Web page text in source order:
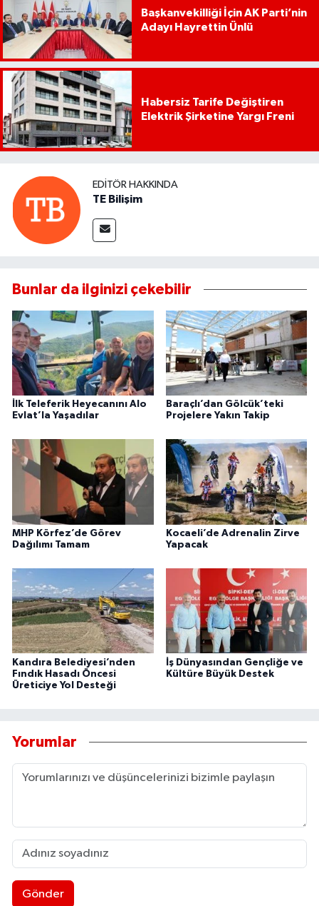
Başkanvekilliği İçin AK Parti’nin
Adayı Hayrettin Ünlü
Habersiz Tarife Değiştiren
Elektrik Şirketine Yargı Freni
EDITÖR HAKKINDA
TE Bilişim
Bunlar da ilginizi çekebilir
İlk Teleferik Heyecanını Alo
Evlat’la Yaşadılar
Baraçlı’dan Gölcük’teki
Projelere Yakın Takip
MHP Körfez’de Görev
Dağılımı Tamam
Kocaeli’de Adrenalin Zirve
Yapacak
Kandıra Belediyesi’nden
Fındık Hasadı Öncesi
Üreticiye Yol Desteği
İş Dünyasından Gençliğe ve
Kültüre Büyük Destek
Yorumlar
Gönder